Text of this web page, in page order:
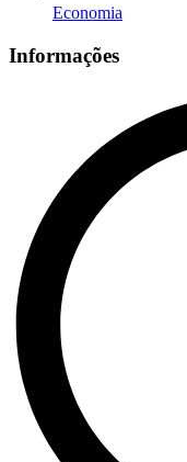
Economia
Informações